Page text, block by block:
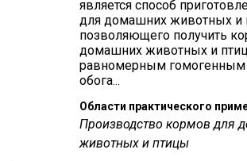
является способ
для домашних животных и
позволяющего получить
домашних животных и
равномерным гомогенным
обога...
Области практического
Производство кормов для
животных и птицы